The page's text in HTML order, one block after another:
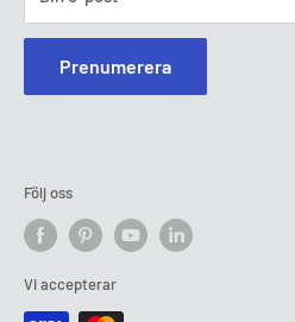
Prenumerera
Följ oss
Vi accepterar